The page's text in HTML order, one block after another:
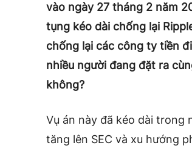
vào ngày 27 tháng 2 năm
tụng kéo dài chống lại
chống lại các công ty tiền
nhiều người đang đặt ra
không?
Vụ án này đã kéo dài trong
tăng lên SEC và xu hướng